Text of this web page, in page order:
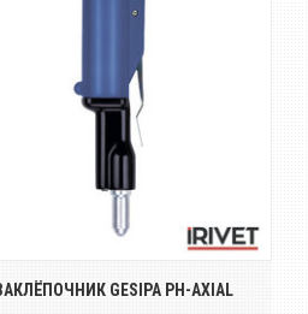
Пневмо-гидравлический
заклёпок диаметром о...
GESIPA PH-AXIAL